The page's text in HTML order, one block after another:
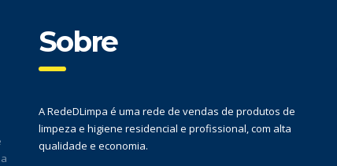
Sobre
A RedeDLimpa é uma rede de vendas de produtos de
limpeza e higiene residencial e profissional, com alta
qualidade e economia.